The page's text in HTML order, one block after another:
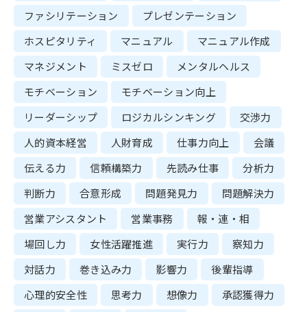
ファシリテーション
プレゼンテーション
ホスピタリティ
マニュアル
マニュアル作成
マネジメント
ミスゼロ
メンタルヘルス
モチベーション
モチベーション向上
リーダーシップ
ロジカルシンキング
交渉力
人的資本経営
人財育成 仕事力向上
会議
伝える力
信頼構築力 先読み仕事
分析力
判断力
合意形成 問題発見力
問題解決力
営業アシスタント
営業事務
報・連・相
場回し力
女性活躍推進 実行力
察知力
対話力
巻き込み力 影響力
後輩指導
心理的安全性
思考力 想像力
承認獲得力